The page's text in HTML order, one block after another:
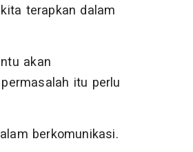
terapkan dalam
akan
itu perlu
berkomunikasi.